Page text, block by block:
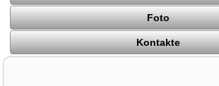
Foto
Kontakte